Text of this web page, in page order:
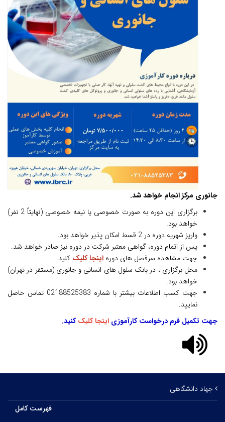
جانوری مرکز انجام خواهد شد.
برگزاری این دوره به صورت خصوصی یا نیمه خصوصی (نهایتاً 2 نفر)
خواهد بود.
واریز شهریه دوره در 2 قسط امکان پذیر خواهد بود.
پس از اتمام دوره، گواهی معتبر شرکت در دوره نیز صادر خواهد شد.
جهت مشاهده سرفصل های دوره اینجا کلیک کنید.
محل برگزاری ، در بانک سلول های انسانی و جانوری (مستقر در تهران)
خواهد بود.
جهت کسب اطلاعات بیشتر با شماره 02188525383 تماس حاصل
نمایید.
جهت تکمیل فرم درخواست کارآموزی اینجا کلیک کنید.
جهاد دانشگاهی
فهرست کامل